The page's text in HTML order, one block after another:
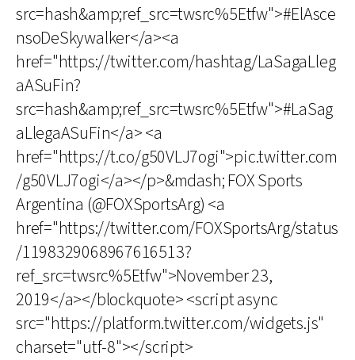
src=hash&amp;ref_src=twsrc%5Etfw">#ElAsce
nsoDeSkywalker</a><a
href="https://twitter.com/hashtag/LaSagaLleg
aASuFin?
src=hash&amp;ref_src=twsrc%5Etfw">#LaSag
aLlegaASuFin</a> <a
href="https://t.co/g50VLJ7ogi">pic.twitter.com
/g50VLJ7ogi</a></p>&mdash; FOX Sports
Argentina (@FOXSportsArg) <a
href="https://twitter.com/FOXSportsArg/status
/1198329068967616513?
ref_src=twsrc%5Etfw">November 23,
2019</a></blockquote> <script async
src="https://platform.twitter.com/widgets.js"
charset="utf-8"></script>